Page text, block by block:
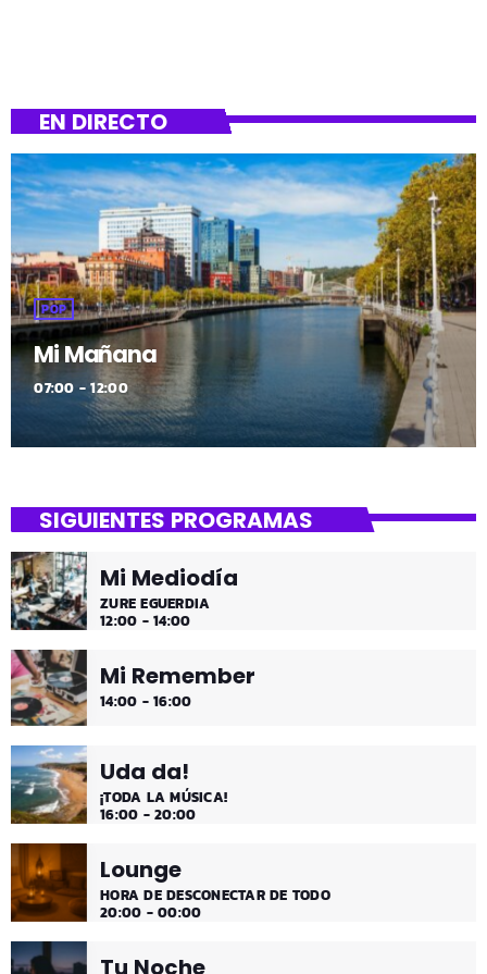
EN DIRECTO
POP
Mi Mañana
07:00 - 12:00
SIGUIENTES PROGRAMAS
Mi Mediodía
ZURE EGUERDIA
12:00 - 14:00
Mi Remember
14:00 - 16:00
Uda da!
¡TODA LA MÚSICA!
16:00 - 20:00
Lounge
HORA DE DESCONECTAR DE TODO
20:00 - 00:00
Tu Noche